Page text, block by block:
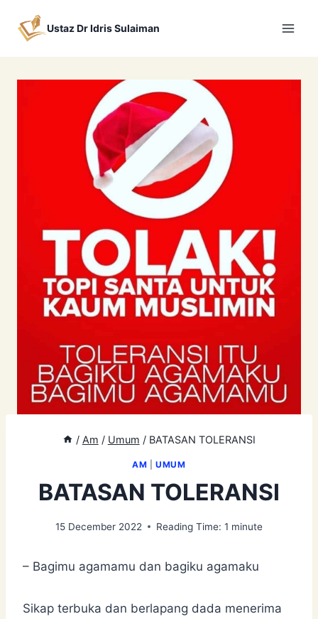
Ustaz Dr Idris Sulaiman
/ Am / Umum / BATASAN TOLERANSI
AM |UMUM
BATASAN TOLERANSI
15 December 2022 Reading Time: 1 minute
– Bagimu agamamu dan bagiku agamaku
Sikap terbuka dan berlapang dada menerima